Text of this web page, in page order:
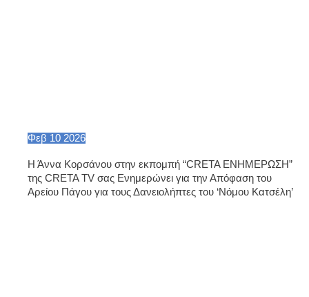
Φεβ 10 2026
Η Άννα Κορσάνου στην εκπομπή “CRETA ΕΝΗΜΕΡΩΣΗ”
της CRETA TV σας Ενημερώνει για την Απόφαση του
Αρείου Πάγου για τους Δανειολήπτες του ‘Νόμου Κατσέλη’